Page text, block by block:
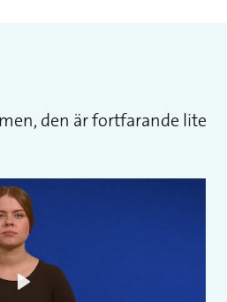
den är fortfarande lite